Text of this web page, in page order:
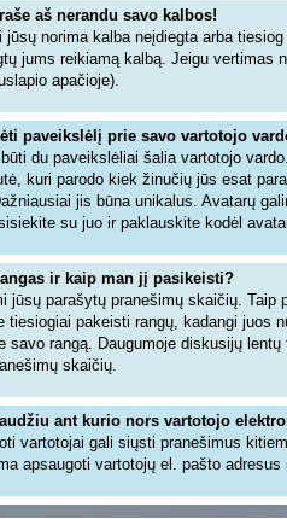
aš nerandu savo kalbos!
jūsų norima kalba neįdiegta arba
jums reikiamą kalbą. Jeigu vertimas
apačioje).
paveikslėlį prie savo vartotojo
du paveikslėliai šalia vartotojo
kuri parodo kiek žinučių jūs esat
jis būna unikalus. Avatarų
su juo ir paklauskite kodėl
ir kaip man jį pasikeisti?
jūsų parašytų pranešimų skaičių.
tiesiogiai pakeisti rangų, kadangi juos
savo rangą. Daugumoje diskusijų
skaičių.
ant kurio nors vartotojo
vartotojai gali siųsti pranešimus
apsaugoti vartotojų el. pašto